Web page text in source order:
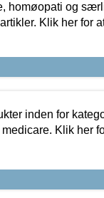
homøopati og
Klik her for
inden for
Klik her